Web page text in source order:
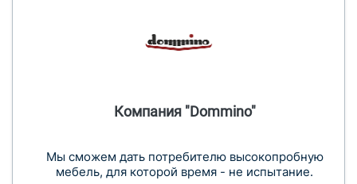
Компания "Dommino"
Мы сможем дать потребителю высокопробную
мебель, для которой время - не испытание.